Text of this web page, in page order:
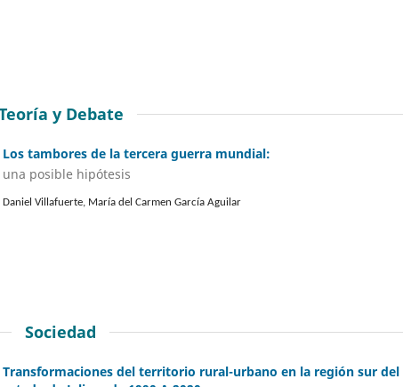
y Debate
Los tambores de la tercera guerra mundial:
una posible hipótesis
Daniel Villafuerte, María del Carmen García Aguilar
Sociedad
Transformaciones del territorio rural-urbano en la región sur del